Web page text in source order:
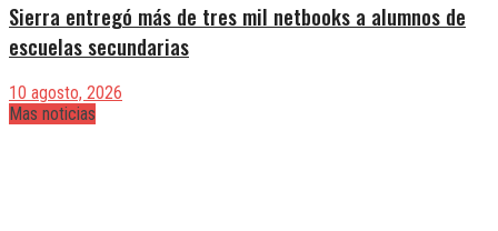
Sierra entregó más de tres mil netbooks a alumnos de
escuelas secundarias
10 agosto, 2026
Mas noticias